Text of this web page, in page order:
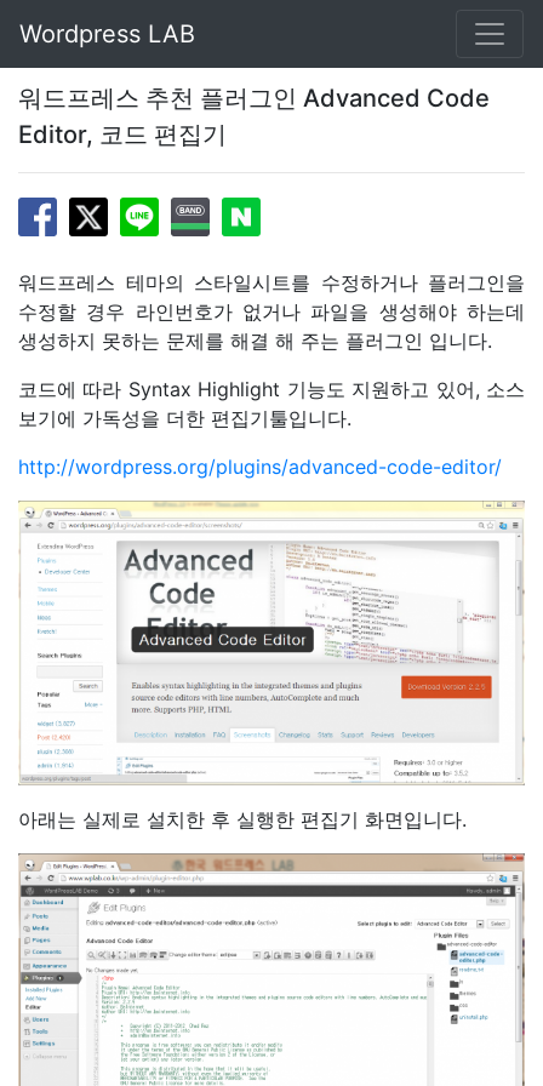
Wordpress LAB
워드프레스 추천 플러그인 Advanced Code
Editor, 코드 편집기
워드프레스 테마의 스타일시트를 수정하거나 플러그인을
수정할 경우 라인번호가 없거나 파일을 생성해야 하는데
생성하지 못하는 문제를 해결 해 주는 플러그인 입니다.
코드에 따라 Syntax Highlight 기능도 지원하고 있어, 소스
보기에 가독성을 더한 편집기툴입니다.
http://wordpress.org/plugins/advanced-code-editor/
아래는 실제로 설치한 후 실행한 편집기 화면입니다.